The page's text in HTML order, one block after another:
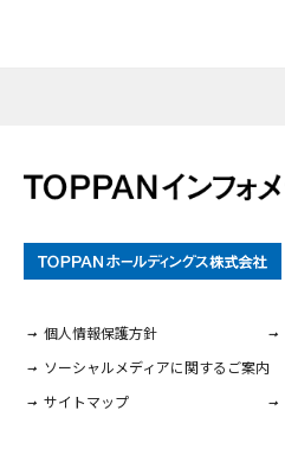
個人情報保護方針
ソーシャルメディアに関するご案内
サイトマップ